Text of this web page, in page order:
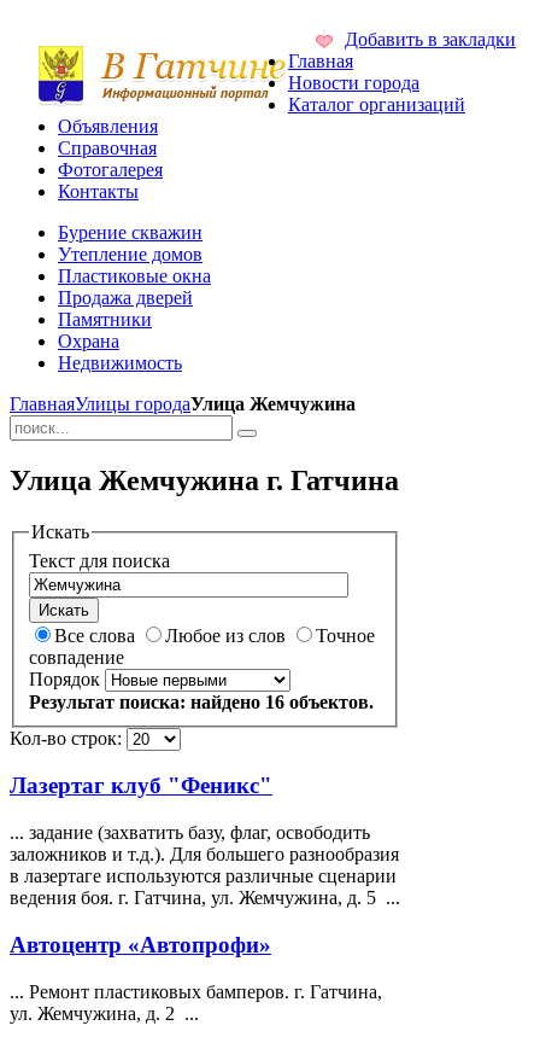
Добавить в закладки
Главная
Новости города
Каталог организаций
Объявления
Справочная
Фотогалерея
Контакты
Бурение скважин
Утепление домов
Пластиковые окна
Продажа дверей
Памятники
Охрана
Недвижимость
ГлавнаяУлицы городаУлица Жемчужина
Улица Жемчужина г. Гатчина
Искать
Текст для поиска
Искать
Все слова Любое из слов
Точное
совпадение
Порядок
Результат поиска: найдено 16 объектов.
Кол-во строк:
Лазертаг клуб "Феникс"
... задание (захватить базу, флаг, освободить
заложников и т.д.). Для большего разнообразия
в лазертаге используются различные сценарии
ведения боя. г. Гатчина, ул. Жемчужина, д. 5 ...
Автоцентр «Автопрофи»
... Ремонт пластиковых бамперов. г. Гатчина,
ул. Жемчужина, д. 2 ...